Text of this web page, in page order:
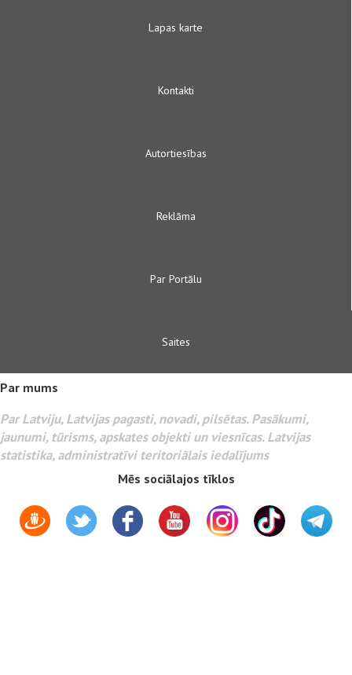
Lapas karte
Kontakti
Autortiesības
Reklāma
Par Portālu
Saites
Par mums
Par Latviju, Latvijas pagasti, novadi, pilsētas. Pasākumi,
jaunumi, tūrisms, apskates objekti un viesnīcas. Latvijas
statistika, administratīvi teritoriālais iedalījums
Mēs sociālajos tīklos